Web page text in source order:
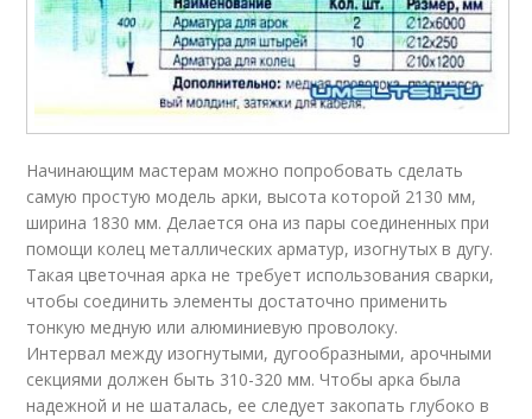
Начинающим мастерам можно попробовать сделать
самую простую модель арки, высота которой 2130 мм,
ширина 1830 мм. Делается она из пары соединенных при
помощи колец металлических арматур, изогнутых в дугу.
Такая цветочная арка не требует использования сварки,
чтобы соединить элементы достаточно применить
тонкую медную или алюминиевую проволоку.
Интервал между изогнутыми, дугообразными, арочными
секциями должен быть 310-320 мм. Чтобы арка была
надежной и не шаталась, ее следует закопать глубоко в